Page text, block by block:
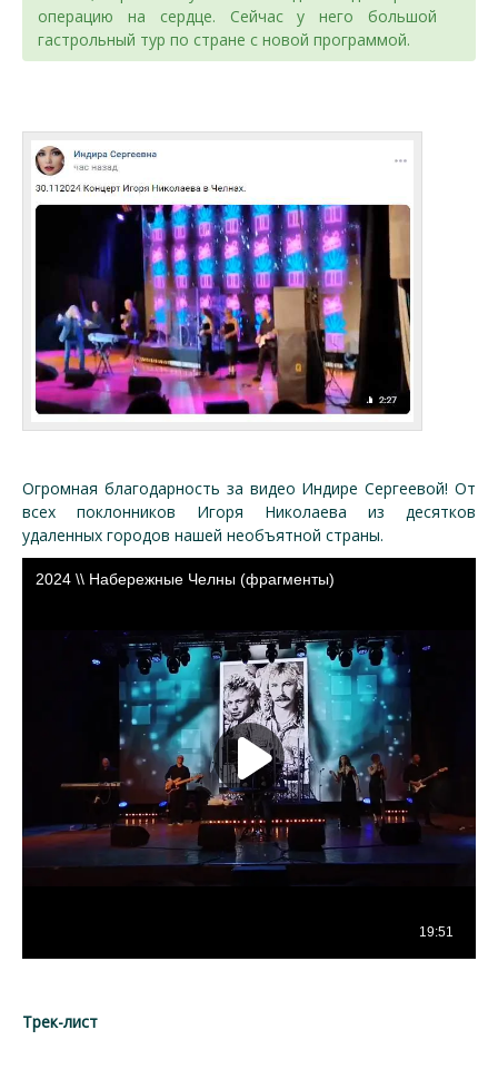
операцию на сердце. Сейчас у него большой
гастрольный тур по стране с новой программой.
Огромная благодарность за видео Индире Сергеевой! От
всех поклонников Игоря Николаева из десятков
удаленных городов нашей необъятной страны.
Трек-лист